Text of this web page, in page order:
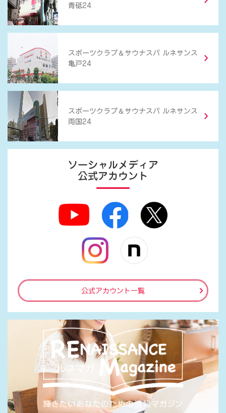
青砥24
スポーツクラブ ＆ サウナスパ ルネサンス
亀戸24
スポーツクラブ ＆ サウナスパ ルネサンス
両国24
ソーシャルメディア
公式アカウント
公式アカウント一覧